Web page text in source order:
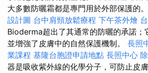
大多數防曬霜都是專門用於外部保護的。
設計圖 台中肩頸放鬆療程 下午茶外燴
Bioderma超出了其通常的防曬的承諾；
並增強了皮膚中的自然保護機制。 長照
業課程 基隆台胞證申請地點 長照中心
器是吸收紫外線的化學分子，可防止皮